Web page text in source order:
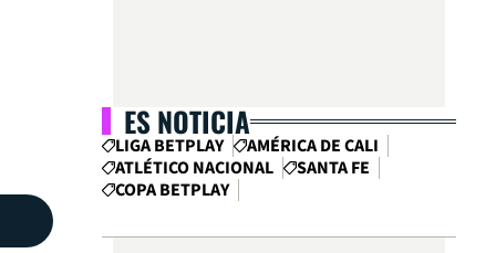
ES NOTICIA
LIGA BETPLAY
AMÉRICA DE CALI
ATLÉTICO NACIONAL
SANTA FE
COPA BETPLAY